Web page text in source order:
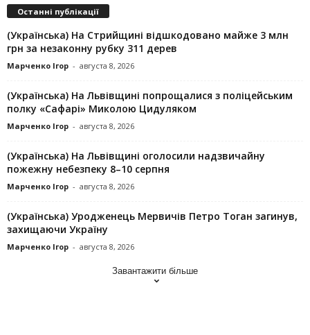
Останні публікації
(Українська) На Стрийщині відшкодовано майже 3 млн
грн за незаконну рубку 311 дерев
Марченко Ігор - августа 8, 2026
(Українська) На Львівщині попрощалися з поліцейським
полку «Сафарі» Миколою Цидуляком
Марченко Ігор - августа 8, 2026
(Українська) На Львівщині оголосили надзвичайну
пожежну небезпеку 8–10 серпня
Марченко Ігор - августа 8, 2026
(Українська) Уродженець Мервичів Петро Тоган загинув,
захищаючи Україну
Марченко Ігор - августа 8, 2026
Завантажити більше